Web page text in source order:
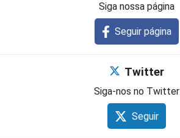
Siga nossa página
Seguir página
Twitter
Siga-nos no Twitter
Seguir